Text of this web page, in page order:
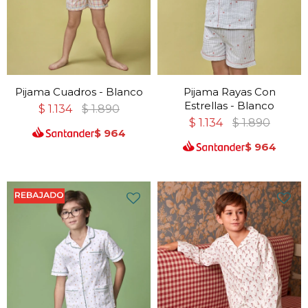
Pijama Cuadros - Blanco
$ 1.134 $ 1.890
$ 964
Pijama Rayas Con
Estrellas - Blanco
$ 1.134 $ 1.890
$ 964